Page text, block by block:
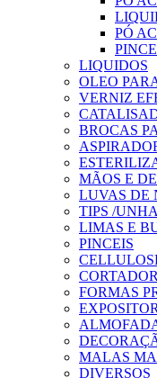
PÓ
LIQUIDOS
OLEO
VERNIZ
BROCAS
MÃOS E
LUVAS DE
TIPS /
LIMAS E
PINCEIS
FORMAS
MALAS
DIVERSOS